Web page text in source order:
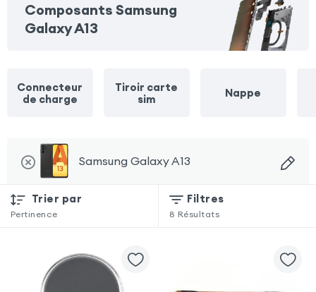
Composants Samsung
Galaxy A13
Connecteur
de charge
Tiroir carte
sim
Nappe
Samsung Galaxy A13
Trier par
Pertinence
Filtres
8 Résultats